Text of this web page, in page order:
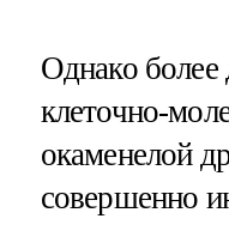
Однако более
клеточно-
окаменелой
совершенно